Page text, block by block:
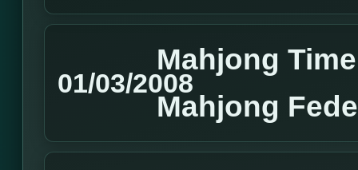
01/03/2008
Mahjong
Mahjong